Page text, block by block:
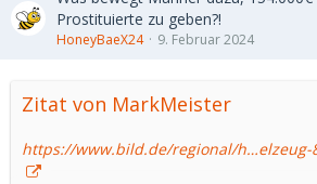
Prostituierte zu geben?!
HoneyBaeX24 9. Februar 2024
Zitat von MarkMeister
https://www.bild.de/regional/h…elzeug-